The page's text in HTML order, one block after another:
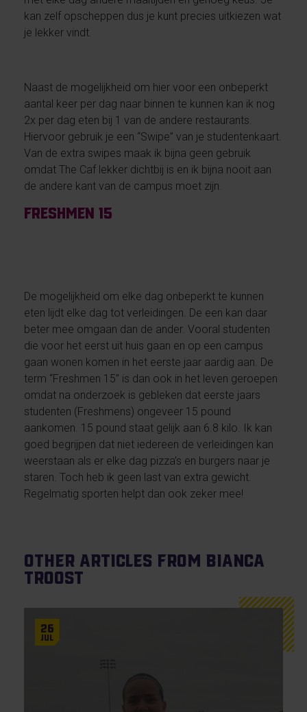
kan zelf opscheppen dus je kunt precies uitkiezen wat
je lekker vindt.
Naast de mogelijkheid om hier voor een onbeperkt
aantal keer per dag naar binnen te kunnen kan ik nog
2x per dag eten bij 1 van de andere restaurants.
Hiervoor gebruik je een “Swipe” van je studentenkaart.
Van de extra swipes maak ik bijna geen gebruik
omdat The Caf lekker dichtbij is en ik bijna nooit aan
de andere kant van de campus moet zijn.
Freshmen 15
De mogelijkheid om elke dag onbeperkt te kunnen
eten lijdt elke dag tot verleidingen. De een kan daar
beter mee omgaan dan de ander. Vooral studenten
die voor het eerst uit huis gaan en op een campus
gaan wonen komen in het eerste jaar aardig aan. De
term “Freshmen 15” is dan ook in het leven geroepen
omdat na onderzoek is gebleken dat eerste jaars
studenten (Freshmens) ongeveer 15 pound
aankomen. 15 pound staat gelijk aan 6.8 kilo. Ik kan
goed begrijpen dat niet iedereen de verleidingen kan
weerstaan als er elke dag pizza’s en burgers naar je
staren. Toch heb ik geen last van extra gewicht.
Regelmatig sporten helpt dan ook zeker mee!
Other articles from Bianca
Troost
26
Jul